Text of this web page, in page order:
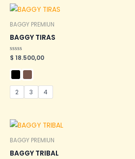
BAGGY PREMIUN
BAGGY TIRAS
Valorado
en
0
de
5
$ 18.500,00
2 3 4
BAGGY PREMIUN
BAGGY TRIBAL